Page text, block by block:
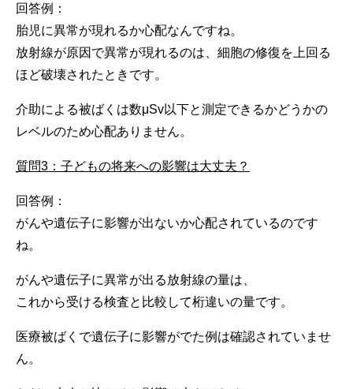
回答例：
胎児に異常が現れるか心配なんですね。
放射線が原因で異常が現れるのは、細胞の修復を上回る
ほど破壊されたときです。
介助による被ばくは数μSv以下と測定できるかどうかの
レベルのため心配ありません。
質問3：子どもの将来への影響は大丈夫？
回答例：
がんや遺伝子に影響が出ないか心配されているのです
ね。
がんや遺伝子に異常が出る放射線の量は、
これから受ける検査と比較して桁違いの量です。
医療被ばくで遺伝子に影響がでた例は確認されていませ
ん。